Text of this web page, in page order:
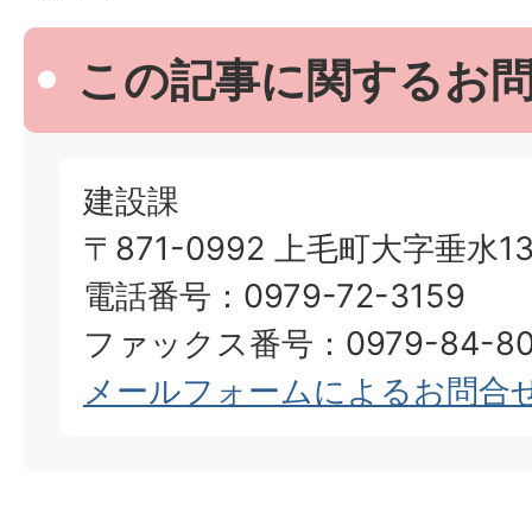
この記事に関するお
建設課
〒871-0992 上毛町大字垂水
電話番号：0979-72-3159
ファックス番号：0979-84-
メールフォームによるお問合